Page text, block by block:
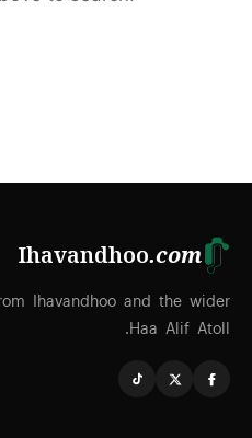
Ihavandhoo.com
Ihavandhoo and the wider
Haa Alif Atoll.